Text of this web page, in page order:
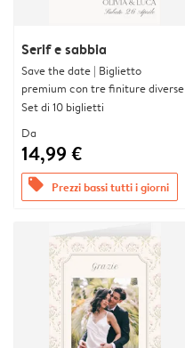
Serif e sabbia
Save the date | Biglietto
premium con tre finiture diverse
Set di 10 biglietti
Da
14,99 €
offers Prezzi bassi tutti i giorni